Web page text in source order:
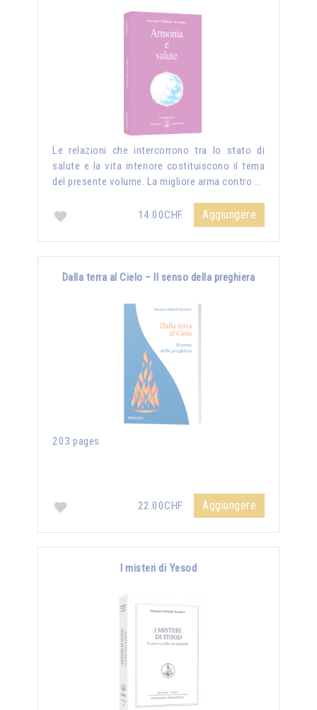
Le relazioni che intercorrono tra lo stato di
salute e la vita interiore costituiscono il tema
del presente volume. La migliore arma contro …
14.00CHF Aggiungere
Dalla terra al Cielo – Il senso della preghiera
203 pages
22.00CHF Aggiungere
I misteri di Yesod